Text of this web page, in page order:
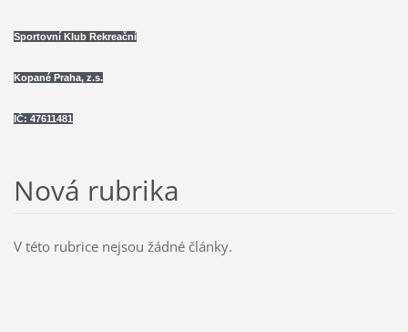
Sportovní Klub Rekreační
Kopané Praha, z.s.
IČ: 47611481
Nová rubrika
V této rubrice nejsou žádné články.